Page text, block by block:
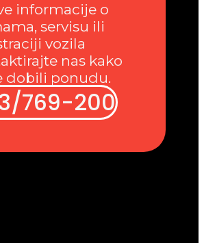
informacije o
servisu ili
vozila
nas kako
dobili ponudu.
769-200